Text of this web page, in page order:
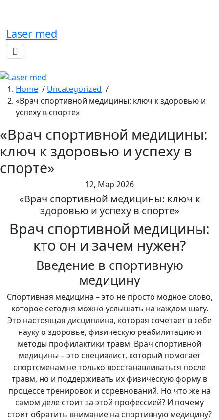
content
Laser med
Home / Uncategorized /
«Врач спортивной медицины: ключ к здоровью и
успеху в спорте»
«Врач спортивной медицины:
ключ к здоровью и успеху в
спорте»
12, Мар 2026
«Врач спортивной медицины: ключ к
здоровью и успеху в спорте»
Врач спортивной медицины:
кто он и зачем нужен?
Введение в спортивную
медицину
Спортивная медицина – это не просто модное слово,
которое сегодня можно услышать на каждом шагу.
Это настоящая дисциплина, которая сочетает в себе
науку о здоровье, физическую реабилитацию и
методы профилактики травм. Врач спортивной
медицины – это специалист, который помогает
спортсменам не только восстанавливаться после
травм, но и поддерживать их физическую форму в
процессе тренировок и соревнований. Но что же на
самом деле стоит за этой профессией? И почему
стоит обратить внимание на спортивную медицину?